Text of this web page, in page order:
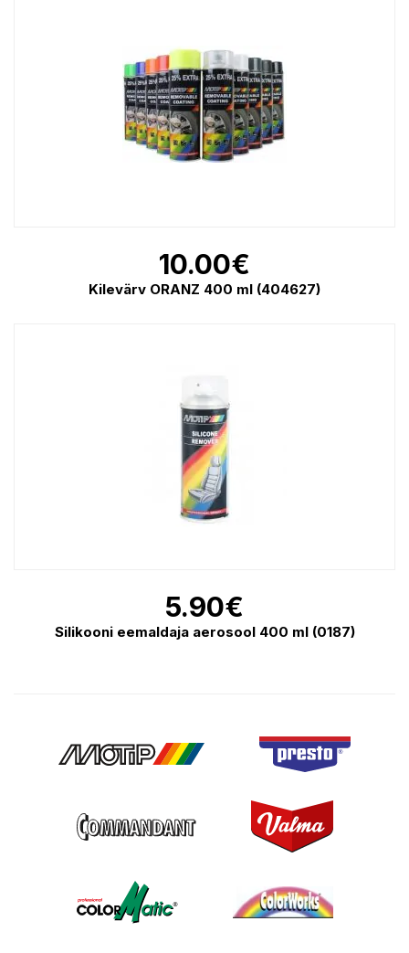
10.00€
Kilevärv ORANZ 400 ml (404627)
5.90€
Silikooni eemaldaja aerosool 400 ml (0187)